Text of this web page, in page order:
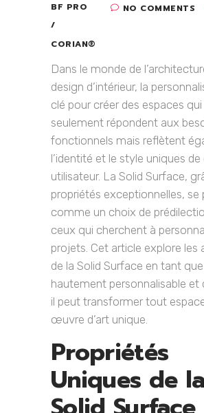
BF PRO
CORIAN®
NO COMMENTS
Dans le monde de
design d’intérieur, la
clé pour créer des espaces
seulement répondent aux
fonctionnels mais reflètent
l’identité et le style uniques
utilisateur. La Solid Surface,
propriétés exceptionnelles, se
comme un choix de
ceux qui cherchent à
projets. Cet article explore les
de la Solid Surface en tant
hautement personnalisable
il peut transformer tout
œuvre d’art unique.
Propriétés
Uniques de la